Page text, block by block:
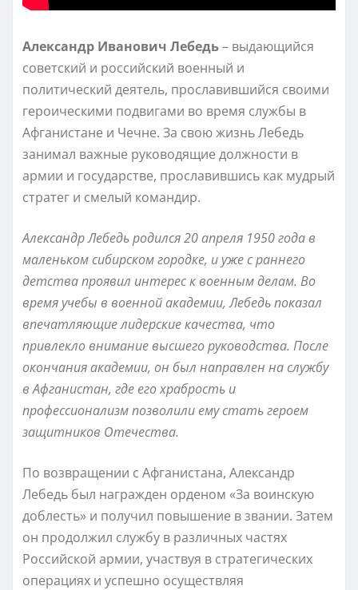
Александр Иванович Лебедь– выдающийся
советский и российский военный и
политический деятель, прославившийся своими
героическими подвигами во время службы в
Афганистане и Чечне. За свою жизнь Лебедь
занимал важные руководящие должности в
армии и государстве, прославившись как мудрый
стратег и смелый командир.
Александр Лебедь родился 20 апреля 1950 года в
маленьком сибирском городке, и уже с раннего
детства проявил интерес к военным делам. Во
время учебы в военной академии, Лебедь показал
впечатляющие лидерские качества, что
привлекло внимание высшего руководства. После
окончания академии, он был направлен на службу
в Афганистан, где его храбрость и
профессионализм позволили ему стать героем
защитников Отечества.
По возвращении с Афганистана, Александр
Лебедь был награжден орденом «За воинскую
доблесть» и получил повышение в звании. Затем
он продолжил службу в различных частях
Российской армии, участвуя в стратегических
операциях и успешно осуществляя